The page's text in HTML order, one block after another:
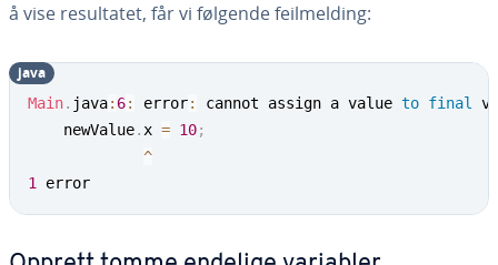
å vise resultatet, får vi følgende feilmelding:
Main. java: 6: error: cannot assign a value to final
	newValue
. x = 10;
^
1
error
java